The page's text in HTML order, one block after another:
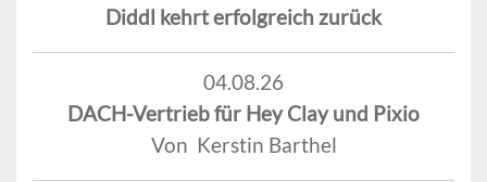
Diddl kehrt erfolgreich zurück
04.08.26
DACH-Vertrieb für Hey Clay und Pixio
Von Kerstin Barthel